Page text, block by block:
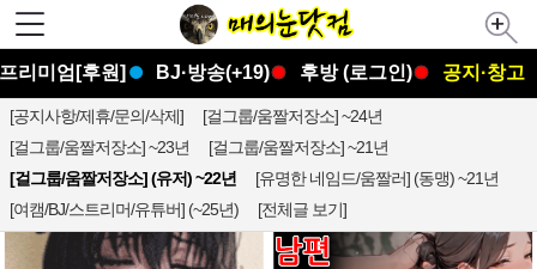
프리미엄[후원] BJ·방송(+19) 후방 (로그인) 공지·창고
[공지사항/제휴/문의/삭제]
[걸그룹/움짤저장소] ~24년
[걸그룹/움짤저장소] ~23년
[걸그룹/움짤저장소] ~21년
[걸그룹/움짤저장소] (유저) ~22년
[유명한 네임드/움짤러] (동맹) ~21년
[여캠/BJ/스트리머/유튜버] (~25년)
[전체글 보기]